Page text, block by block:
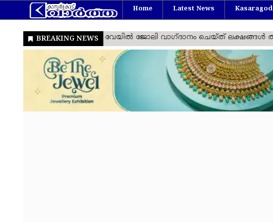
Home Latest News Kasaragod